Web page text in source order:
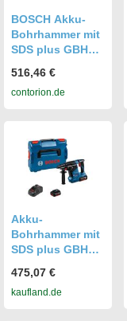
BOSCH Akku-
Bohrhammer mit
SDS plus GBH
BOXX 238, L-
BOXX-Einlage
516,46 €
contorion.de
Akku-
Bohrhammer mit
SDS plus GBH
Akku GBA 18V
5.0Ah in L-BOXX
475,07 €
kaufland.de